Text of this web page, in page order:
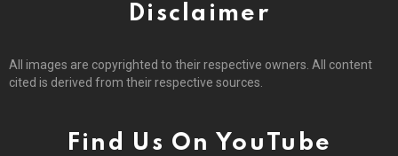
Disclaimer
All images are copyrighted to their respective owners. All content
cited is derived from their respective sources.
Find Us On YouTube